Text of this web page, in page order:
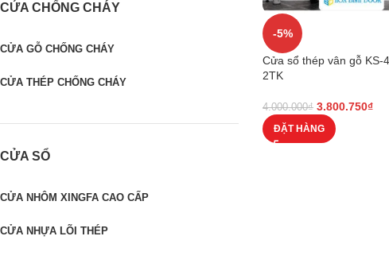
CỬA CHỐNG CHÁY
CỬA GỖ CHỐNG CHÁY
CỬA THÉP CHỐNG CHÁY
CỬA SỔ
CỬA NHÔM XINGFA CAO CẤP
CỬA NHỰA LÕI THÉP
-5%
Cửa sổ thép vân gỗ KS-
2TK
4.000.000₫ 3.800.750₫
ĐẶT HÀNG